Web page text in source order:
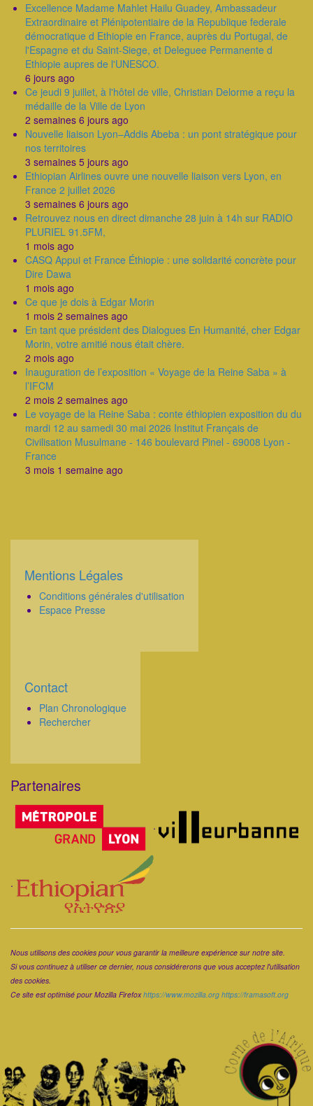
Excellence Madame Mahlet Hailu Guadey, Ambassadeur
Extraordinaire et Plénipotentiaire de la Republique federale
démocratique d Ethiopie en France, auprès du Portugal, de
l'Espagne et du Saint-Siege, et Deleguee Permanente d
Ethiopie aupres de l'UNESCO.
6 jours ago
Ce jeudi 9 juillet, à l'hôtel de ville, Christian Delorme a reçu la
médaille de la Ville de Lyon
2 semaines 6 jours ago
Nouvelle liaison Lyon–Addis Abeba : un pont stratégique pour
nos territoires
3 semaines 5 jours ago
Ethiopian Airlines ouvre une nouvelle liaison vers Lyon, en
France 2 juillet 2026
3 semaines 6 jours ago
Retrouvez nous en direct dimanche 28 juin à 14h sur RADIO
PLURIEL 91.5FM,
1 mois ago
CASQ Appui et France Éthiopie : une solidarité concrète pour
Dire Dawa
1 mois ago
Ce que je dois à Edgar Morin
1 mois 2 semaines ago
En tant que président des Dialogues En Humanité, cher Edgar
Morin, votre amitié nous était chère.
2 mois ago
Inauguration de l’exposition « Voyage de la Reine Saba » à
l’IFCM
2 mois 2 semaines ago
Le voyage de la Reine Saba : conte éthiopien exposition du du
mardi 12 au samedi 30 mai 2026 Institut Français de
Civilisation Musulmane - 146 boulevard Pinel - 69008 Lyon -
France
3 mois 1 semaine ago
Corps
Mentions Légales
Conditions générales d'utilisation
Espace Presse
Corps
Contact
Plan Chronologique
Rechercher
Partenaires
Corps
.
.
Nous utilisons des cookies pour vous garantir la meilleure expérience sur notre site.
Si vous continuez à utiliser ce dernier, nous considérerons que vous acceptez l'utilisation
des cookies.
Ce site est optimisé pour Mozilla Firefoxhttps://www.mozilla.org https://framasoft.org